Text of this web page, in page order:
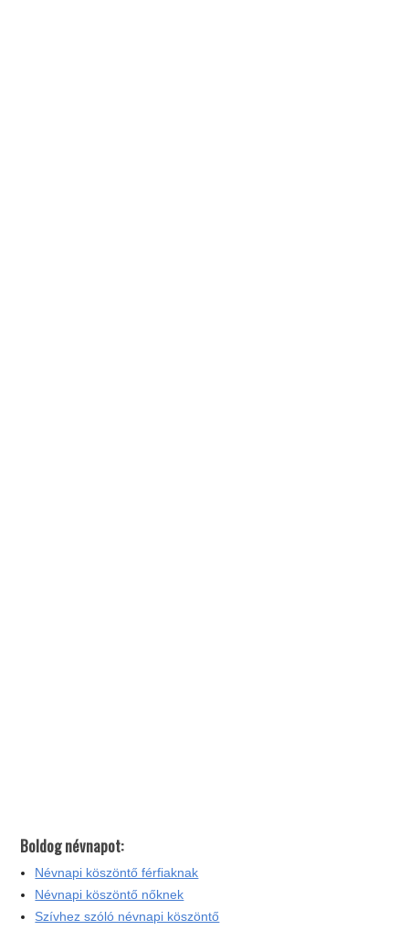
Boldog névnapot:
Névnapi köszöntő férfiaknak
Névnapi köszöntő nőknek
Szívhez szóló névnapi köszöntő